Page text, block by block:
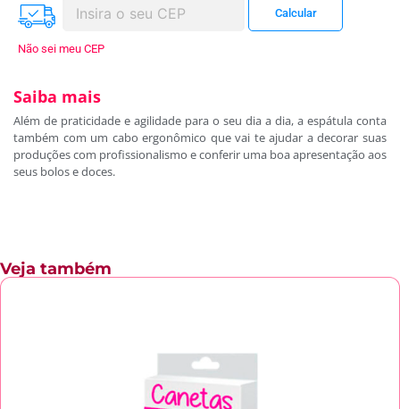
Não sei meu CEP
Saiba mais
Além de praticidade e agilidade para o seu dia a dia, a espátula conta
também com um cabo ergonômico que vai te ajudar a decorar suas
produções com profissionalismo e conferir uma boa apresentação aos
seus bolos e doces.
Veja também